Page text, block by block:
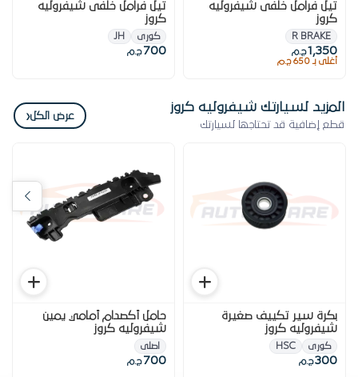
تيل فرامل خلفى شيفروليه
كروز
R BRAKE
1,350ج.م
أغلى بـ 650 ج.م
تيل فرامل خلفى شيفروليه
كروز
كورى JH
700 ج.م
المزيد لسيارتك شيفروليه كروز
قطع إضافية قد تحتاجها لسيارتك
عرض الكل‹
بكرة سير تكييف صغيرة
شيفروليه كروز
كورى HSC
300ج.م
حامل أكصدام أمامي يمين
شيفروليه كروز
اصلى
700 ج.م